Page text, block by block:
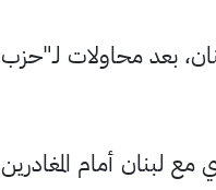
بعد محاولات لـ"حزب
مع لبنان أمام المغادرين